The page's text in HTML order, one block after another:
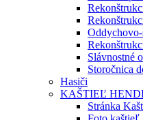
Slávnostné
Storočnica
Hasiči
KAŠTIEĽ
Stránka